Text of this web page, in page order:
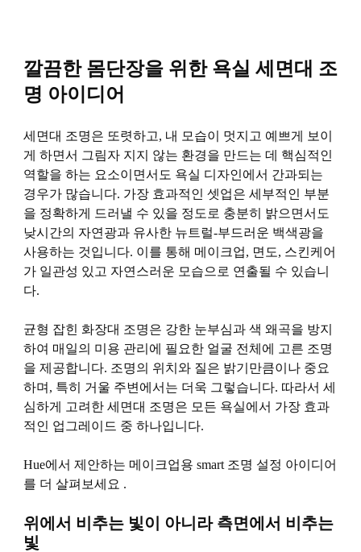
깔끔한 몸단장을 위한 욕실 세면대 조
명 아이디어
세면대 조명은 또렷하고, 내 모습이 멋지고 예쁘게 보이
게 하면서 그림자 지지 않는 환경을 만드는 데 핵심적인
역할을 하는 요소이면서도 욕실 디자인에서 간과되는
경우가 많습니다. 가장 효과적인 셋업은 세부적인 부분
을 정확하게 드러낼 수 있을 정도로 충분히 밝으면서도
낮시간의 자연광과 유사한 뉴트럴-부드러운 백색광을
사용하는 것입니다. 이를 통해 메이크업, 면도, 스킨케어
가 일관성 있고 자연스러운 모습으로 연출될 수 있습니
다.
균형 잡힌 화장대 조명은 강한 눈부심과 색 왜곡을 방지
하여 매일의 미용 관리에 필요한 얼굴 전체에 고른 조명
을 제공합니다. 조명의 위치와 질은 밝기만큼이나 중요
하며, 특히 거울 주변에서는 더욱 그렇습니다. 따라서 세
심하게 고려한 세면대 조명은 모든 욕실에서 가장 효과
적인 업그레이드 중 하나입니다.
Hue에서 제안하는 메이크업용 smart 조명 설정 아이디어
를 더 살펴보세요 .
위에서 비추는 빛이 아니라 측면에서 비추는
빛